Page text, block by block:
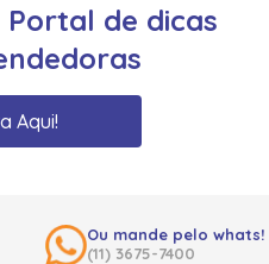
Portal de dicas
Aqui!
Ou mande pelo whats!
(11) 3675-7400